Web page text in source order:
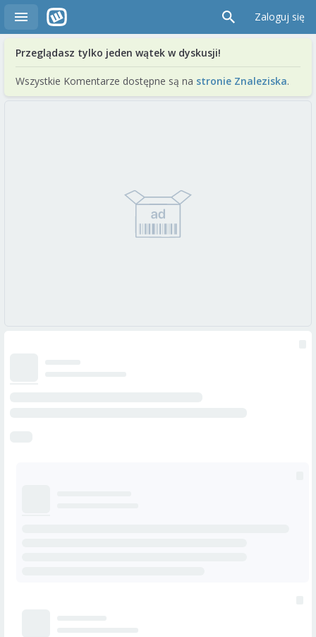
Zaloguj się
Przeglądasz tylko jeden wątek w dyskusji!
Wszystkie Komentarze dostępne są na stronie Znaleziska.